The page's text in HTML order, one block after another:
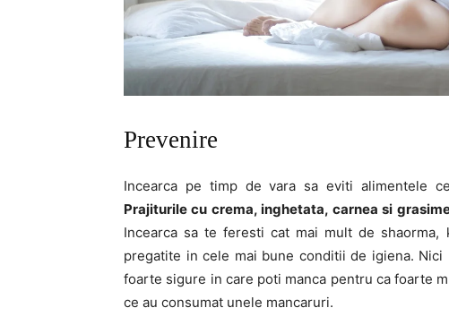
Prevenire
Incearca pe timp de vara sa eviti alimentele
Prajiturile cu crema, inghetata, carnea si
Incearca sa te feresti cat mai mult de
pregatite in cele mai bune conditii de igiena.
foarte sigure in care poti manca pentru ca foarte
ce au consumat unele mancaruri.